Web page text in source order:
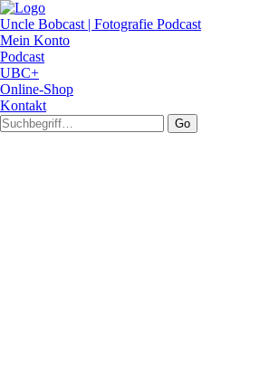
Uncle Bobcast | Fotografie Podcast
Mein Konto
Podcast
UBC+
Online-Shop
Kontakt
Go